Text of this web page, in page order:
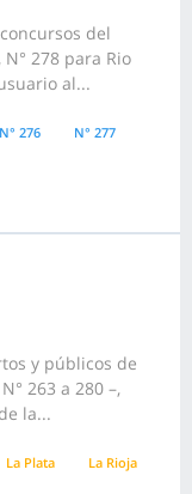
del
278 para Rio
al...
N° 276 N° 277
y públicos de
263 a 280 –,
la...
La Plata La Rioja